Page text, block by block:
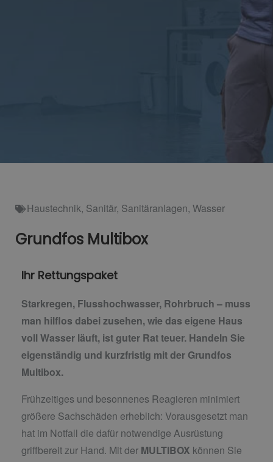
Haustechnik, Sanitär, Sanitäranlagen, Wasser
Grundfos Multibox
Ihr Rettungspaket
Starkregen, Flusshochwasser, Rohrbruch – muss
man hilflos dabei zusehen, wie das eigene Haus
voll Wasser läuft, ist guter Rat teuer. Handeln Sie
eigenständig und kurzfristig mit der Grundfos
Multibox.
Frühzeitiges und besonnenes Reagieren minimiert
größere Sachschäden erheblich: Vorausgesetzt man
hat im Notfall die dafür notwendige Ausrüstung
griffbereit zur Hand. Mit der MULTIBOX können Sie